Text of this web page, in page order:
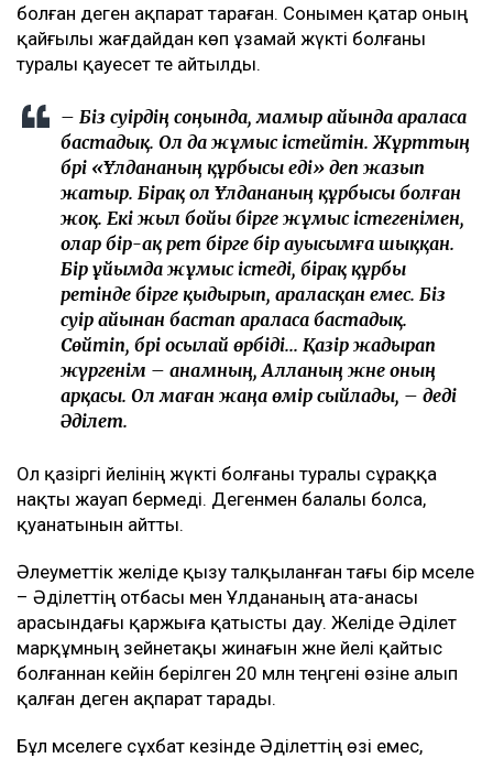
болған деген ақпарат тараған. Сонымен қатар оның
қайғылы жағдайдан көп ұзамай жүкті болғаны
туралы қауесет те айтылды.
– Біз сәуірдің соңында, мамыр айында араласа
бастадық. Ол да жұмыс істейтін. Жұрттың
бәрі «Ұлдананың құрбысы еді» деп жазып
жатыр. Бірақ ол Ұлдананың құрбысы болған
жоқ. Екі жыл бойы бірге жұмыс істегенімен,
олар бір-ақ рет бірге бір ауысымға шыққан.
Бір ұйымда жұмыс істеді, бірақ құрбы
ретінде бірге қыдырып, араласқан емес. Біз
сәуір айынан бастап араласа бастадық.
Сөйтіп, бәрі осылай өрбіді... Қазір жадырап
жүргенім – анамның, Алланың және оның
арқасы. Ол маған жаңа өмір сыйлады, – деді
Әділет.
Ол қазіргі әйелінің жүкті болғаны туралы сұраққа
нақты жауап бермеді. Дегенмен балалы болса,
қуанатынын айтты.
Әлеуметтік желіде қызу талқыланған тағы бір мәселе
– Әділеттің отбасы мен Ұлдананың ата-анасы
арасындағы қаржыға қатысты дау. Желіде Әділет
марқұмның зейнетақы жинағын және әйелі қайтыс
болғаннан кейін берілген 20 млн теңгені өзіне алып
қалған деген ақпарат тарады.
Бұл мәселеге сұхбат кезінде Әділеттің өзі емес,